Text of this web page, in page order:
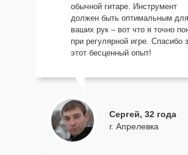
обычной гитаре. Инструмент
должен быть оптимальным для
ваших рук – вот что я точно
при регулярной игре. Спасибо
этот бесценный опыт!
Сергей, 32 года
г. Апрелевка